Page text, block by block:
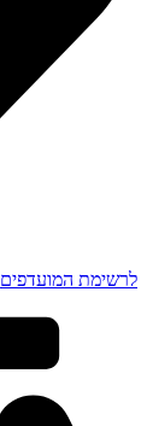
לרשימת המועדפים